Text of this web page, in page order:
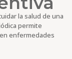
la salud de una
permite
enfermedades